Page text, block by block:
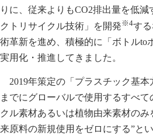
りに、従来よりもCO2排出量を低減
クトリサイクル技術」を開発 ※4す
術革新を進め、積極的に「ボトルto
実用化・推進してきました。
2019年策定の「プラスチック基本
までにグローバルで使用するすべ
クル素材あるいは植物由来素材の
来原料の新規使用をゼロにする”と